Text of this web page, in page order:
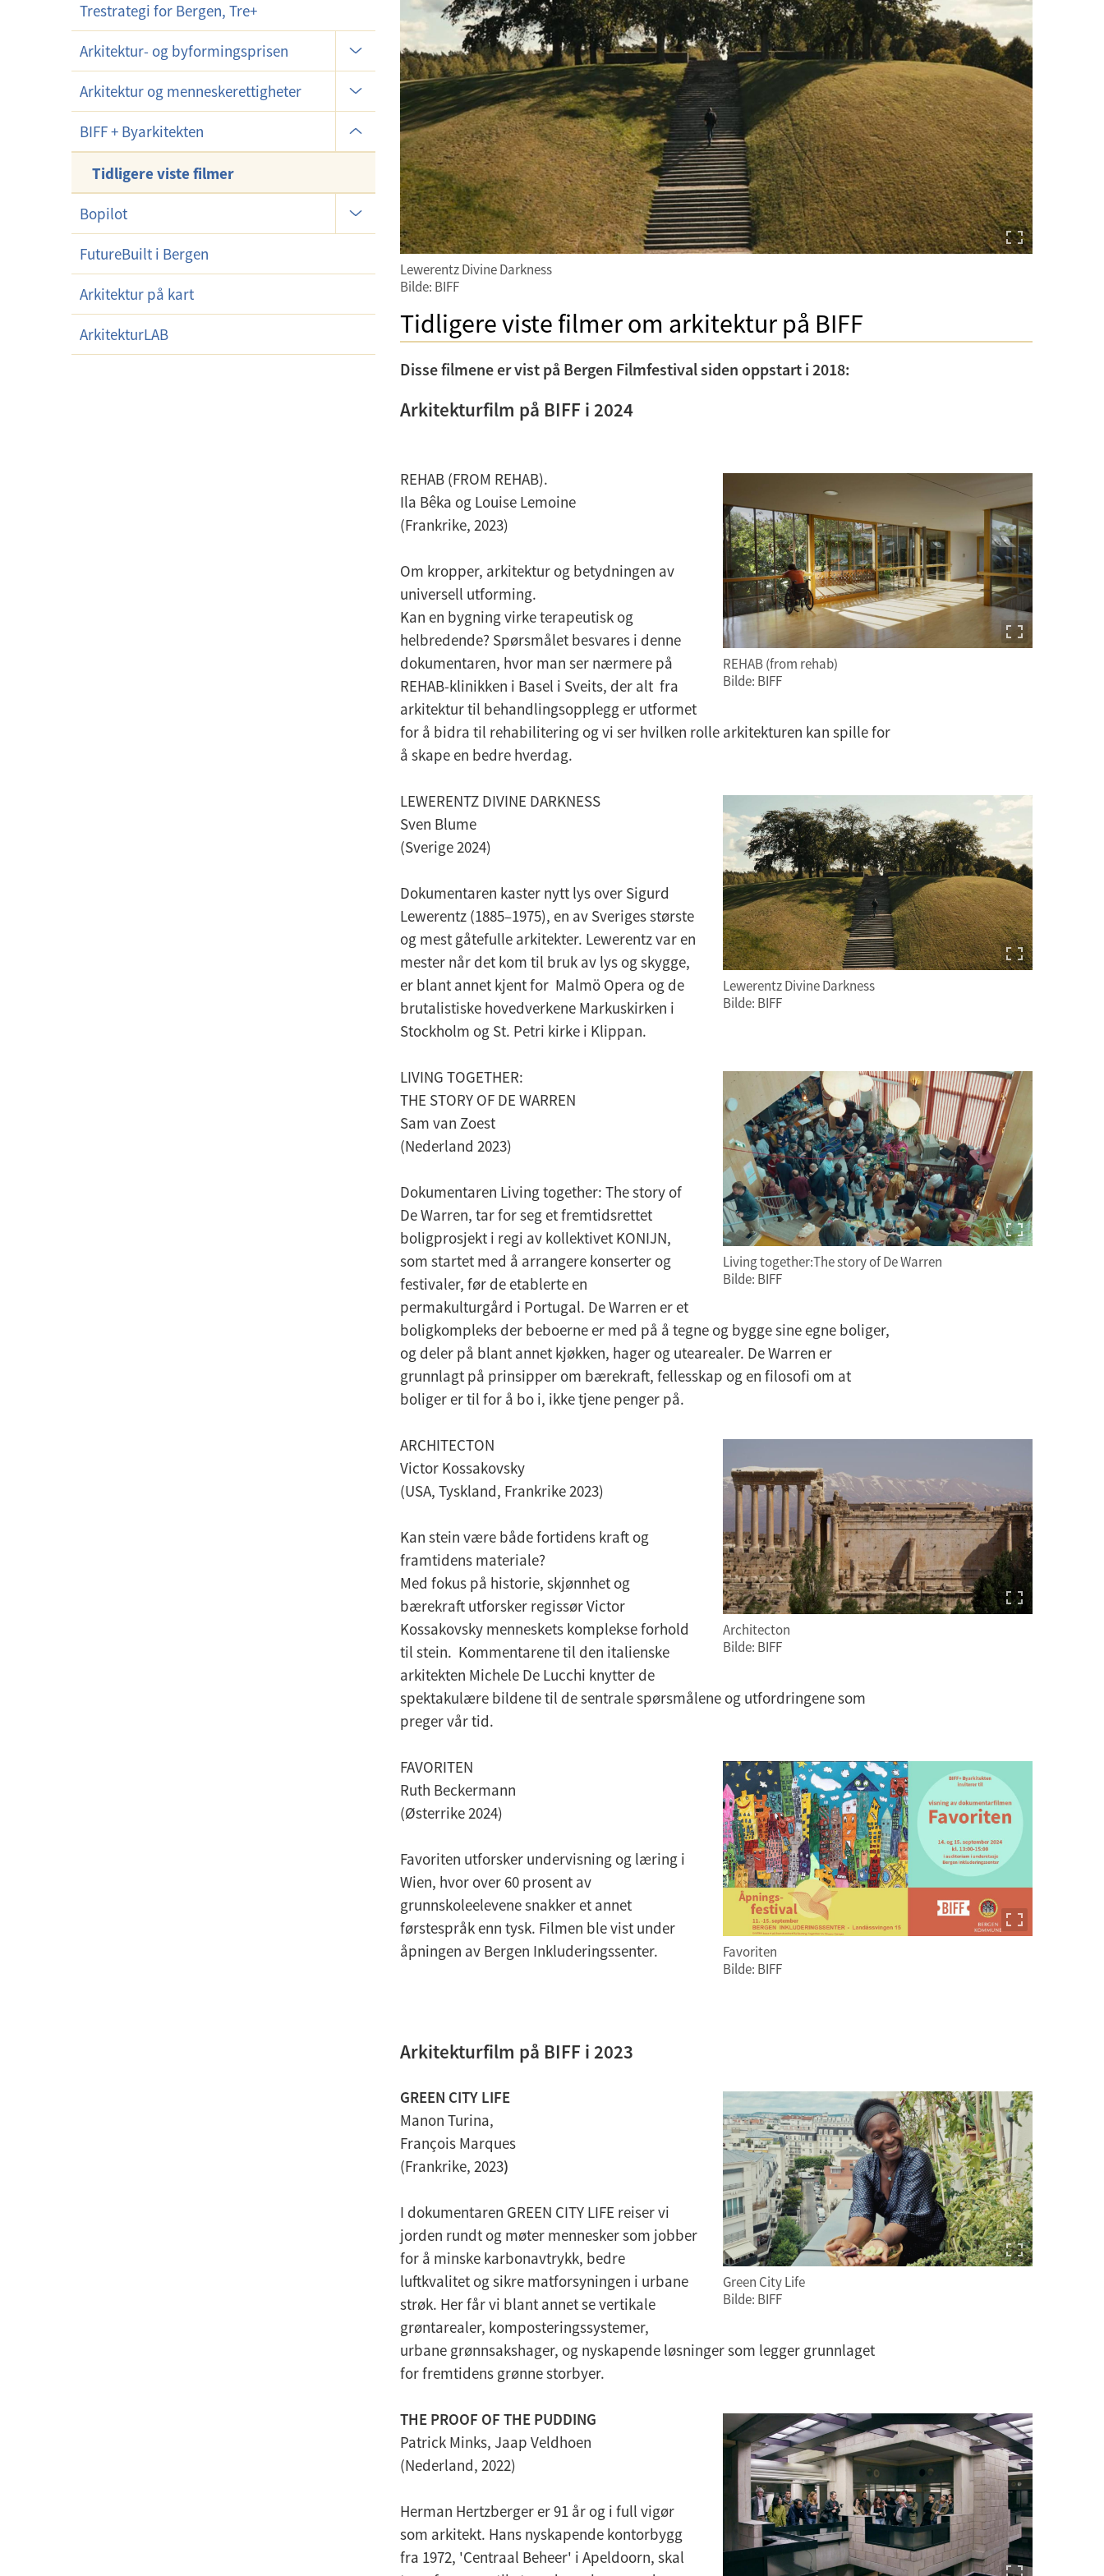
e
Trestrategi for Bergen, Tre+
Arkitektur- og byformingsprisen
n
e
m
Arkitektur og menneskerettigheter
n
e
m
BIFF + Byarkitekten
n
e
m
Tidligere viste filmer
Bopilot
n
e
m
FutureBuilt i Bergen
Arkitektur på kart
ArkitekturLAB
Lewerentz Divine Darkness
Bilde: BIFF
Tidligere viste filmer om arkitektur på BIFF
Disse filmene er vist på Bergen Filmfestival siden oppstart i 2018:
Arkitekturfilm på BIFF i 2024
REHAB (from rehab)
Bilde: BIFF
REHAB (FROM REHAB).
Ila Bêka og Louise Lemoine
(Frankrike, 2023)
Om kropper, arkitektur og betydningen av
universell utforming.
Kan en bygning virke terapeutisk og
helbredende? Spørsmålet besvares i denne
dokumentaren, hvor man ser nærmere på
REHAB-klinikken i Basel i Sveits, der alt fra
arkitektur til behandlingsopplegg er utformet
for å bidra til rehabilitering og vi ser hvilken rolle arkitekturen kan spille for
å skape en bedre hverdag.
Lewerentz Divine Darkness
Bilde: BIFF
LEWERENTZ DIVINE DARKNESS
Sven Blume
(Sverige 2024)
Dokumentaren kaster nytt lys over Sigurd
Lewerentz (1885–1975), en av Sveriges største
og mest gåtefulle arkitekter. Lewerentz var en
mester når det kom til bruk av lys og skygge,
er blant annet kjent for Malmö Opera og de
brutalistiske hovedverkene Markuskirken i
Stockholm og St. Petri kirke i Klippan.
Living together:The story of De Warren
Bilde: BIFF
LIVING TOGETHER:
THE STORY OF DE WARREN
Sam van Zoest
(Nederland 2023)
Dokumentaren Living together: The story of
De Warren, tar for seg et fremtidsrettet
boligprosjekt i regi av kollektivet KONIJN,
som startet med å arrangere konserter og
festivaler, før de etablerte en
permakulturgård i Portugal. De Warren er et
boligkompleks der beboerne er med på å tegne og bygge sine egne boliger,
og deler på blant annet kjøkken, hager og utearealer. De Warren er
grunnlagt på prinsipper om bærekraft, fellesskap og en filosofi om at
boliger er til for å bo i, ikke tjene penger på.
Architecton
Bilde: BIFF
ARCHITECTON
Victor Kossakovsky
(USA, Tyskland, Frankrike 2023)
Kan stein være både fortidens kraft og
framtidens materiale?
Med fokus på historie, skjønnhet og
bærekraft utforsker regissør Victor
Kossakovsky menneskets komplekse forhold
til stein. Kommentarene til den italienske
arkitekten Michele De Lucchi knytter de
spektakulære bildene til de sentrale spørsmålene og utfordringene som
preger vår tid.
Favoriten
Bilde: BIFF
FAVORITEN
Ruth Beckermann
(Østerrike 2024)
Favoriten utforsker undervisning og læring i
Wien, hvor over 60 prosent av
grunnskoleelevene snakker et annet
førstespråk enn tysk. Filmen ble vist under
åpningen av Bergen Inkluderingssenter.
Arkitekturfilm på BIFF i 2023
Green City Life
Bilde: BIFF
GREEN CITY LIFE
Manon Turina,
François Marques
(Frankrike, 2023)
I dokumentaren GREEN CITY LIFE reiser vi
jorden rundt og møter mennesker som jobber
for å minske karbonavtrykk, bedre
luftkvalitet og sikre matforsyningen i urbane
strøk. Her får vi blant annet se vertikale
grøntarealer, komposteringssystemer,
urbane grønnsakshager, og nyskapende løsninger som legger grunnlaget
for fremtidens grønne storbyer.
THE PROOF OF THE PUDDING
Patrick Minks, Jaap Veldhoen
(Nederland, 2022)
Herman Hertzberger er 91 år og i full vigør
som arkitekt. Hans nyskapende kontorbygg
fra 1972, 'Centraal Beheer' i Apeldoorn, skal